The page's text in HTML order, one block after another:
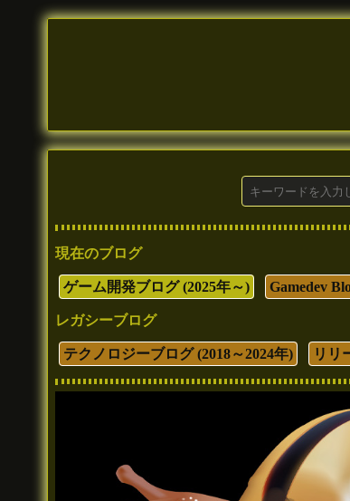
現在のブログ
ゲーム開発ブログ (2025年～) Gamedev
レガシーブログ
テクノロジーブログ (2018～2024年) リリ